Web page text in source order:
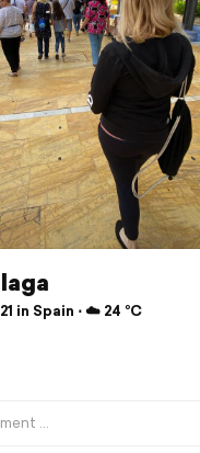
in Spain ⋅ ☁️ 24 °C